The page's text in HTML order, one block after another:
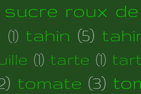
sucre roux
(1) tahin (5)
(1) tarte (1)
tomate (3)